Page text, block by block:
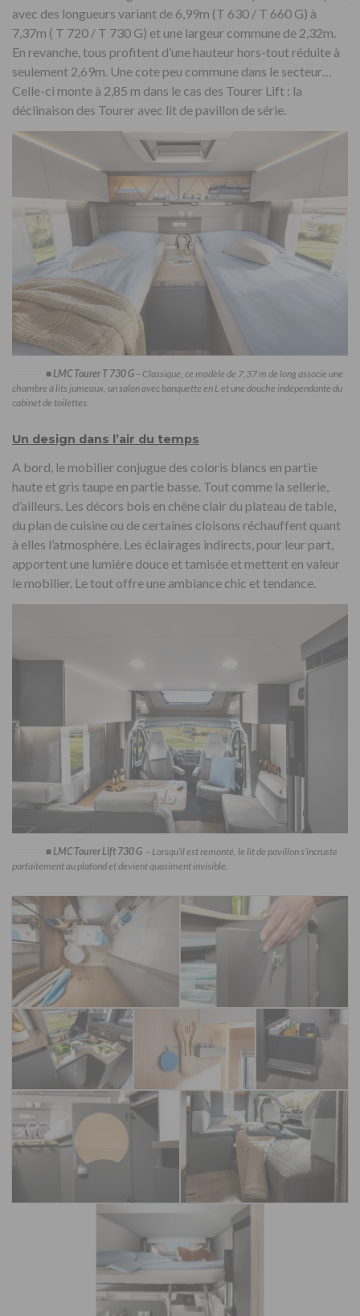
avec des longueurs variant de 6,99m (T 630 / T 660 G) à
7,37m ( T 720 / T 730 G) et une largeur commune de 2,32m.
En revanche, tous profitent d’une hauteur hors-tout réduite à
seulement 2,69m. Une cote peu commune dans le secteur…
Celle-ci monte à 2,85 m dans le cas des Tourer Lift : la
déclinaison des Tourer avec lit de pavillon de série.
■LMC Tourer T 730 G – Classique, ce modèle de 7,37 m de long associe une
chambre à lits jumeaux, un salon avec banquette en L et une douche indépendante du
cabinet de toilettes.
Un design dans l’air du temps
A bord, le mobilier conjugue des coloris blancs en partie
haute et gris taupe en partie basse. Tout comme la sellerie,
d’ailleurs. Les décors bois en chêne clair du plateau de table,
du plan de cuisine ou de certaines cloisons réchauffent quant
à elles l’atmosphère. Les éclairages indirects, pour leur part,
apportent une lumière douce et tamisée et mettent en valeur
le mobilier. Le tout offre une ambiance chic et tendance.
■LMC Tourer Lift 730 G – Lorsqu’il est remonté, le lit de pavillon s’incruste
parfaitement au plafond et devient quasiment invisible.